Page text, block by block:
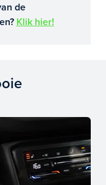
de
Klik hier!